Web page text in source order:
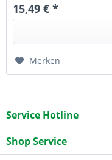
15,49 € *
Merken
Service Hotline
Shop Service